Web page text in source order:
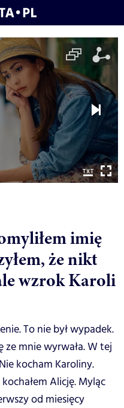
imię
że nikt
wzrok Karoli
To nie był wypadek.
ze mnie wyrwała. W tej
kocham Karoliny.
Alicję. Myląc
od miesięcy